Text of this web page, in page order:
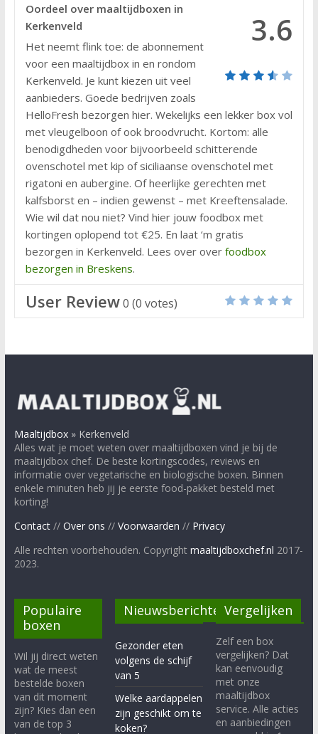
3.6
Oordeel over maaltijdboxen in
Kerkenveld
Het neemt flink toe: de abonnement
voor een maaltijdbox in en rondom
Kerkenveld. Je kunt kiezen uit veel
aanbieders. Goede bedrijven zoals
HelloFresh bezorgen hier. Wekelijks een lekker box vol
met vleugelboon of ook broodvrucht. Kortom: alle
benodigdheden voor bijvoorbeeld schitterende
ovenschotel met kip of siciliaanse ovenschotel met
rigatoni en aubergine. Of heerlijke gerechten met
kalfsborst en – indien gewenst – met Kreeftensalade.
Wie wil dat nou niet? Vind hier jouw foodbox met
kortingen oplopend tot €25. En laat ‘m gratis
bezorgen in Kerkenveld. Lees over over foodbox
bezorgen in Breskens.
User Review0 (0 votes)
Maaltijdbox» Kerkenveld
Alles wat je moet weten over maaltijdboxen vind je bij de
maaltijdbox chef. De beste kortingscodes, reviews en
informatie over vegetarische en biologische boxen. Binnen
enkele minuten heb jij je eerste food-pakket besteld met
korting!
Contact// Over ons // Voorwaarden // Privacy
Alle rechten voorbehouden. Copyright maaltijdboxchef.nl 2017-
2023.
Populaire
boxen
Wil jij direct weten
wat de meest
bestelde boxen
van dit moment
zijn? Kies dan een
van de top 3
Nieuwsberichten
Gezonder eten
volgens de schijf
van 5
Welke aardappelen
zijn geschikt om te
koken?
Vergelijken
Zelf een box
vergelijken? Dat
kan eenvoudig
met onze
maaltijdbox
service. Alle acties
en aanbiedingen